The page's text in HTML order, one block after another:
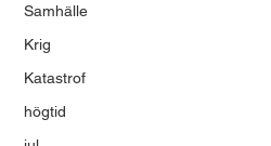
Samhälle
Krig
Katastrof
högtid